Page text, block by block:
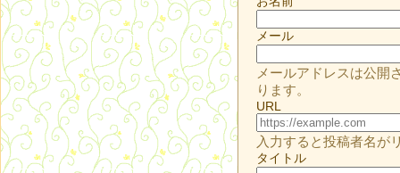
メール
メールアドレスは公開
ります。
URL
入力すると投稿者名が
タイトル